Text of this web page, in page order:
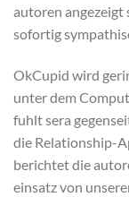
autoren angezeigt
sofortig
OkCupid wird
unter dem
fuhlt sera
die Relationship-
berichtet die
einsatz von